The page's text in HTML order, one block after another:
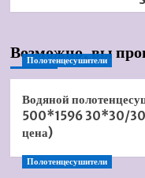
Возможно, вы
Полотенцесушители
Водяной
500*1596 30*30/
цена)
Полотенцесушители